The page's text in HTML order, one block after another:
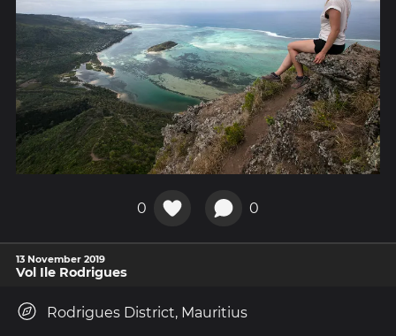
0 0
13 November 2019
Vol Ile Rodrigues
Rodrigues District, Mauritius